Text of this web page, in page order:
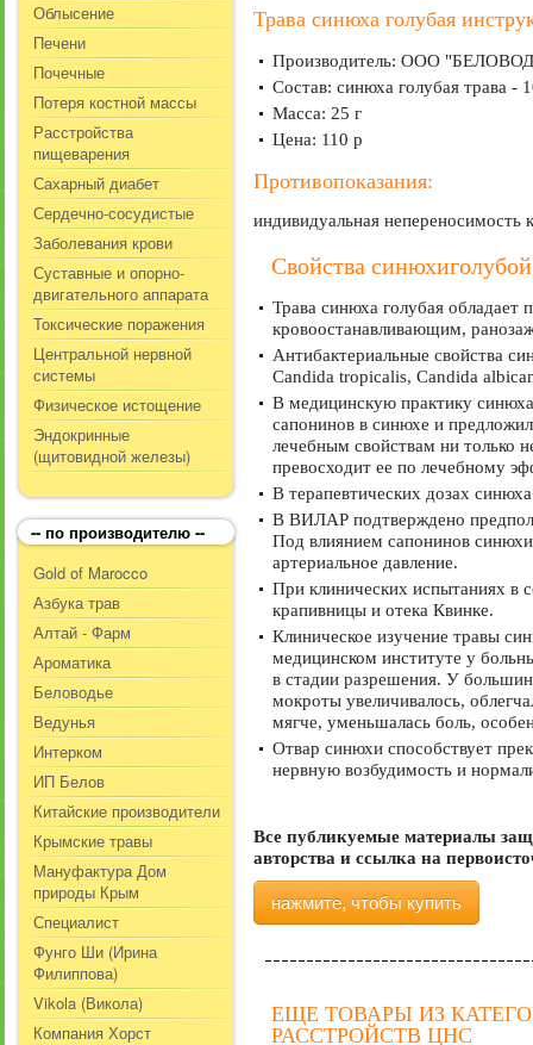
Облысение
Печени
Почечные
Потеря костной массы
Расстройства
пищеварения
Сахарный диабет
Сердечно-сосудистые
Заболевания крови
Суставные и опорно-
двигательного аппарата
Токсические поражения
Центральной нервной
системы
Физическое истощение
Эндокринные
(щитовидной железы)
-- по производителю --
Gold of Marocco
Азбука трав
Алтай - Фарм
Ароматика
Беловодье
Ведунья
Интерком
ИП Белов
Китайские производители
Крымские травы
Мануфактура Дом
природы Крым
Специалист
Фунго Ши (Ирина
Филиппова)
Vikola (Викола)
Компания Хорст
Трава синюха голубая
Производитель: ООО
Состав: синюха голубая трава -
Масса: 25 г
Цена: 110 р
Противопоказания:
индивидуальная непереносимость
Свойства синюхиголубой
Трава синюха голубая
кровоостанавливающим,
Антибактериальные свойства
Candida tropicalis, Candida
В медицинскую практику
сапонинов в синюхе и
лечебным свойствам ни только
превосходит ее по лечебному
В терапевтических дозах
В ВИЛАР подтверждено
Под влиянием сапонинов синюхи
артериальное давление.
При клинических испытаниях в
крапивницы и отека Квинке.
Клиническое изучение травы
медицинском институте у
в стадии разрешения. У
мокроты увеличивалось,
мягче, уменьшалась боль,
Отвар синюхи способствует
нервную возбудимость и
Все публикуемые материалы
авторства и ссылка на
нажмите, чтобы купить
ЕЩЕ ТОВАРЫ ИЗ
РАССТРОЙСТВ ЦНС